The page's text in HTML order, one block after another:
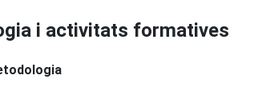
i activitats formatives